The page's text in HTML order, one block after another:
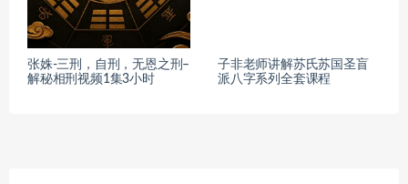
张姝-三刑，自刑，无恩之刑–
解秘相刑视频1集3小时
子非老师讲解苏氏苏国圣盲
派八字系列全套课程